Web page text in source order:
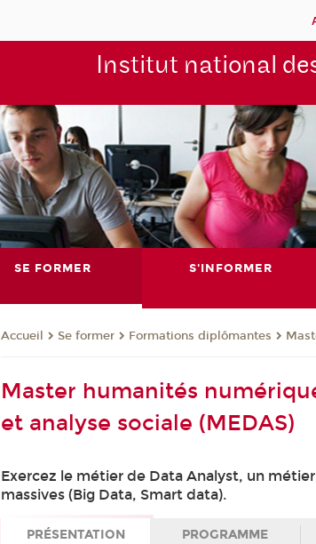
Institut national
SE FORMER S'INFORMER
Accueil Se former Formations diplômantes
Master humanités
et analyse sociale (MEDAS)
Exercez le métier de Data Analyst, un
massives (Big Data, Smart data).
PRÉSENTATION PROGRAMME